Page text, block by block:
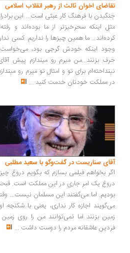
تقاضای اخوان ثالث از رهبر انقلاب اسلامی
جنگیدن با فرهنگ کار عبثی است... این
مثل اینکه سحرخیزتر از ما بوده‌اند و
کرده‌اند... ما همین چیزها را نداریم. کسی
وجود اینکه خودش گرجی بود،
حرف بزنند...من میرم رو میندازم پیش
نینداخته‌ام برای تو و امثال تو میرم رو
در مملکت خودتان خدمت کنید ...
آقای سناریست در گفت‌وگو با سعید مطلبی
اگر بخواهم فیلمی بسازم که بگویم دروغ
دروغ یک امر جاری در این مملکت است.
بودیم. اما می‌گفتند این مسلمان نیست...
می‌گویند اجازه کار نداری، یعنی با شکنجه
زمین بزنند اما نمی‌توانند من را روی
فردین عاشقانه مردم را دوست داشت ...